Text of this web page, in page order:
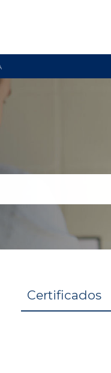
Certificados